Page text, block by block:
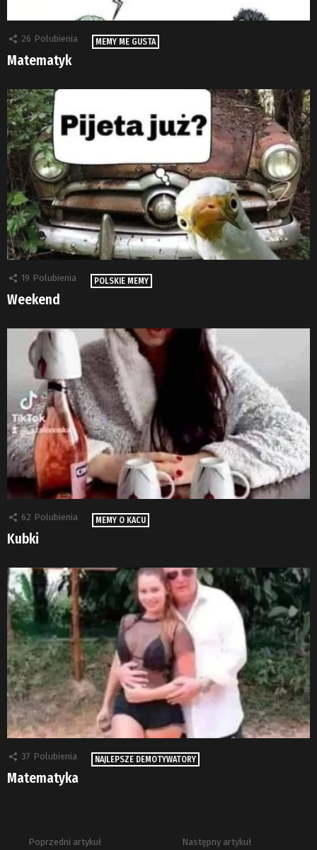
26 Polubienia MEMY ME GUSTA
Matematyk
19 Polubienia POLSKIE MEMY
Weekend
62 Polubienia MEMY O KACU
Kubki
37 Polubienia NAJLEPSZE DEMOTYWATORY
Matematyka
ZobaczPoprzedni artykuł Następny artykuł